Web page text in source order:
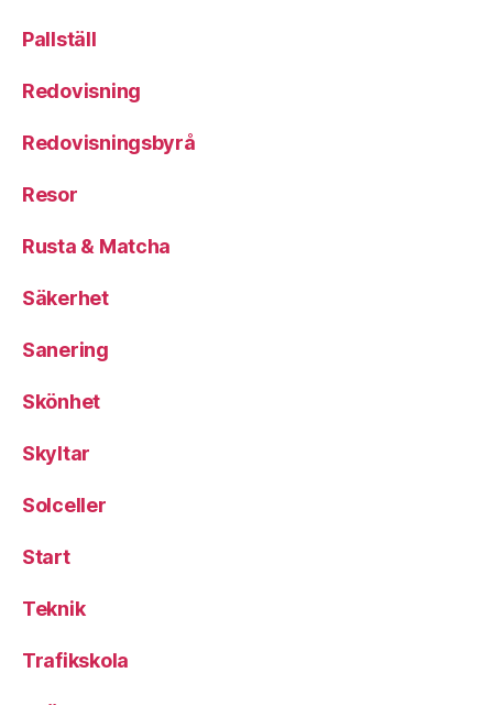
Pallställ
Redovisning
Redovisningsbyrå
Resor
Rusta & Matcha
Säkerhet
Sanering
Skönhet
Skyltar
Solceller
Start
Teknik
Trafikskola